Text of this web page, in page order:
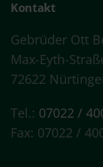
Kontakt
Gebrüder Ott
Max-Eyth-
72622
Tel.: 07022 /
Fax: 07022 /